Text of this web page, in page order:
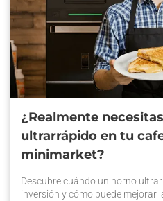
¿Realmente
ultrarrápido en tu
minimarket?
Descubre cuándo un horno
inversión y cómo puede mejorar